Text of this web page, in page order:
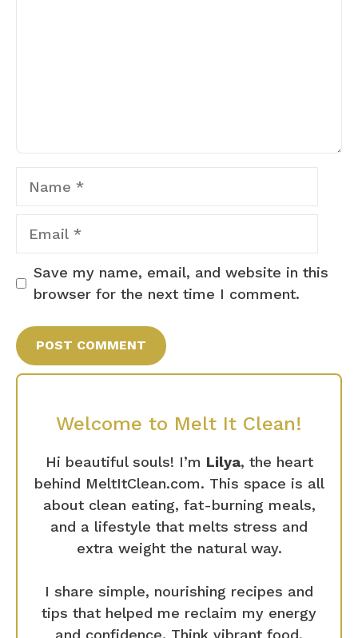
Save my name, email, and website in this
browser for the next time I comment.
Welcome to Melt It Clean!
Hi beautiful souls! I’m Lilya, the heart
behind MeltItClean.com. This space is all
about clean eating, fat-burning meals,
and a lifestyle that melts stress and
extra weight the natural way.
I share simple, nourishing recipes and
tips that helped me reclaim my energy
and confidence. Think vibrant food,